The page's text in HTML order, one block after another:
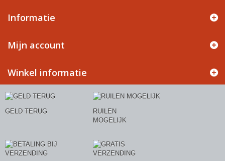
Informatie
Mijn account
Winkel informatie
GELD TERUG
RUILEN
MOGELIJK